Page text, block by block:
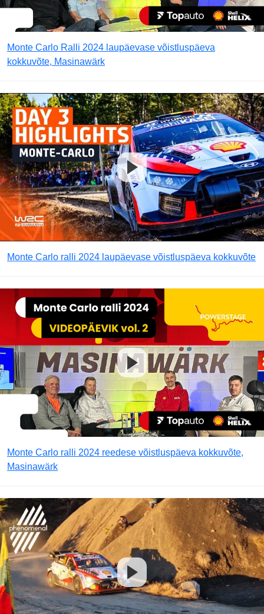
Monte Carlo Ralli 2024 laupäevase võistluspäeva
kokkuvõte, Masinawärk
Monte Carlo ralli 2024 laupäevase võistluspäeva kokkuvõte
Monte Carlo ralli 2024 reedese võistluspäeva kokkuvõte,
Masinawärk